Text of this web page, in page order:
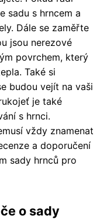
sadu s hrncem a
Dále se zaměřte
jsou nerezové
povrchem, který
Také si
budou vejít na vaši
je také
s hrnci.
vždy znamenat
a doporučení
sady hrnců pro
o sady